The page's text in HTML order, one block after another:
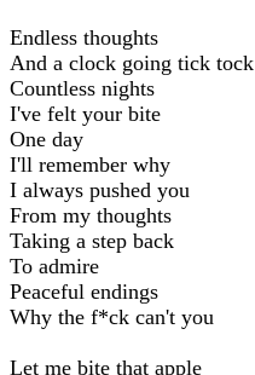
Endless thoughts
And a clock going tick tock
Countless nights
I've felt your bite
One day
I'll remember why
I always pushed you
From my thoughts
Taking a step back
To admire
Peaceful endings
Why the f*ck can't you
Let me bite that apple